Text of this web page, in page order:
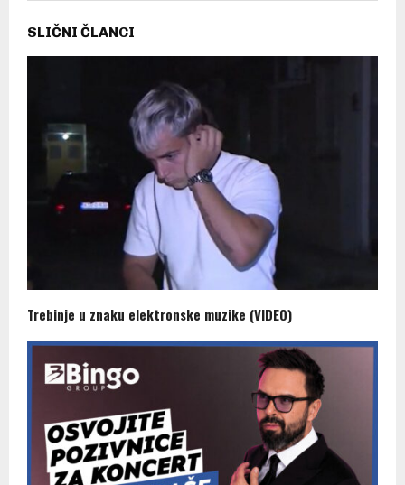
SLIČNI ČLANCI
Trebinje u znaku elektronske muzike (VIDEO)